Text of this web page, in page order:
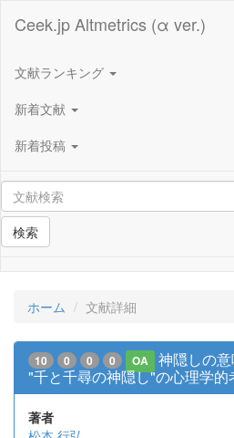
Ceek.jp Altmetrics (α ver.)
文献ランキング
新着文献
新着投稿
検索
ホーム 文献詳細
10 0 0 0 OA
神隠しの
"千と千尋の神隠し"の心理学的
著者